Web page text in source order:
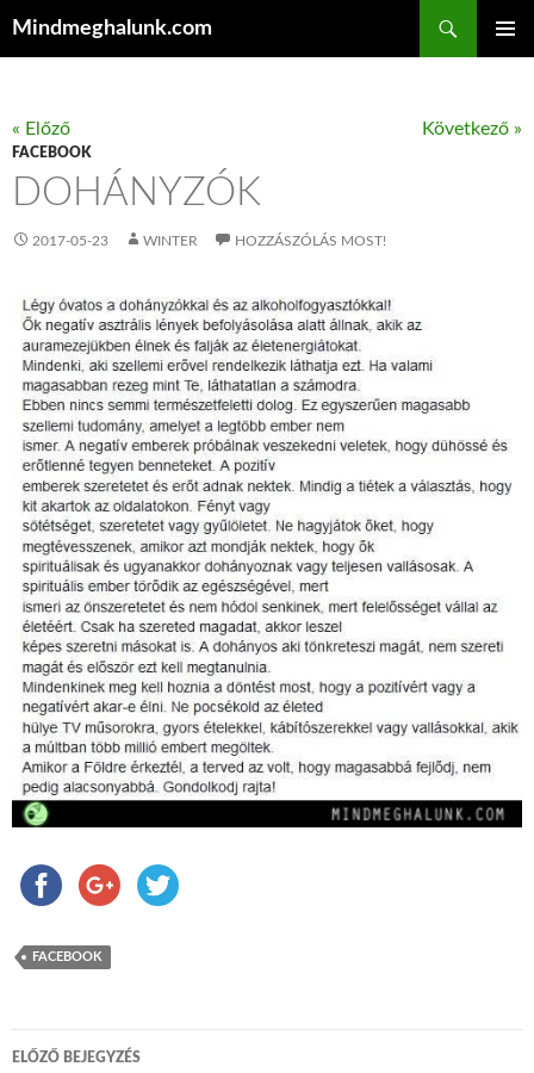
Mindmeghalunk.com
« Előző Következő »
FACEBOOK
DOHÁNYZÓK
2017-05-23 WINTER HOZZÁSZÓLÁS MOST!
FACEBOOK
ELŐZŐ BEJEGYZÉS